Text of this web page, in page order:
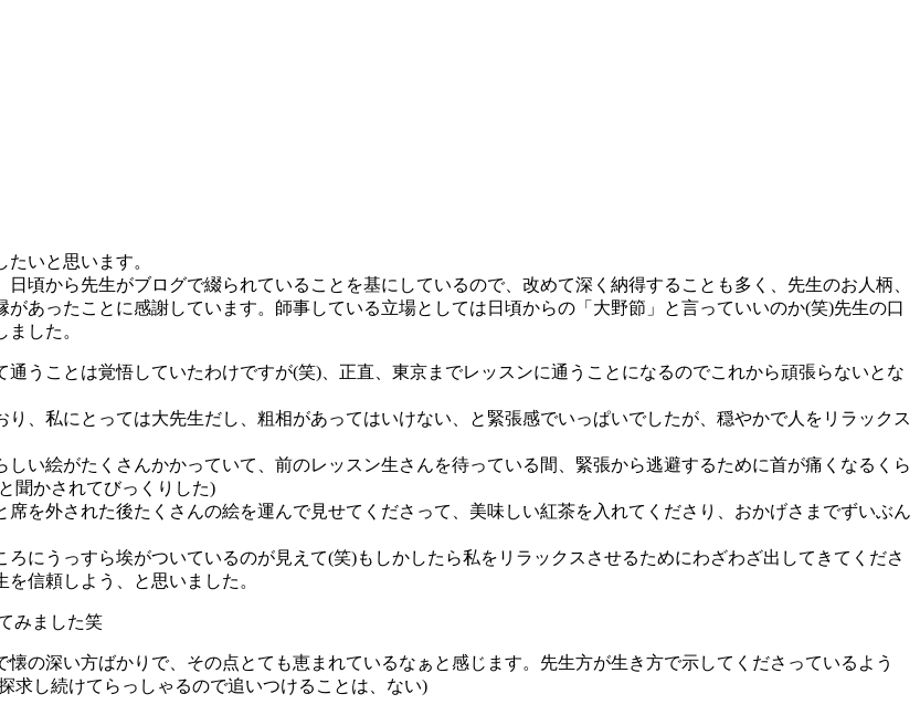
いと思います。
頃から先生がブログで綴られていることを基にしているので、改めて深く納得することも多く、先生のお人柄、
あったことに感謝しています。師事している立場としては日頃からの「大野節」と言っていいのか(笑)先生の口
した。
うことは覚悟していたわけですが(笑)、正直、東京までレッスンに通うことになるのでこれから頑張らないとな
、私にとっては大先生だし、粗相があってはいけない、と緊張感でいっぱいでしたが、穏やかで人をリラックス
い絵がたくさんかかっていて、前のレッスン生さんを待っている間、緊張から逃避するために首が痛くなるくら
聞かされてびっくりした)
を外された後たくさんの絵を運んで見せてくださって、美味しい紅茶を入れてくださり、おかげさまでずいぶん
にうっすら埃がついているのが見えて(笑)もしかしたら私をリラックスさせるためにわざわざ出してきてくださ
信頼しよう、と思いました。
みました笑
の深い方ばかりで、その点とても恵まれているなぁと感じます。先生方が生き方で示してくださっているよう
求し続けてらっしゃるので追いつけることは、ない)